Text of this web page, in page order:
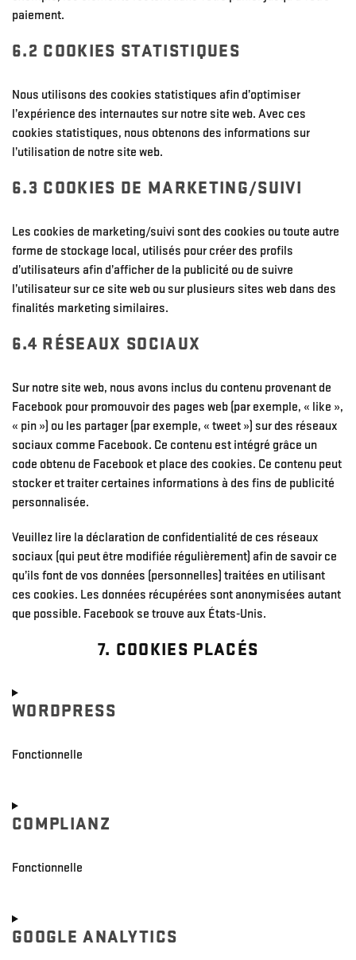
paiement.
6.2 COOKIES STATISTIQUES
Nous utilisons des cookies statistiques afin d’optimiser
l’expérience des internautes sur notre site web. Avec ces
cookies statistiques, nous obtenons des informations sur
l’utilisation de notre site web.
6.3 COOKIES DE MARKETING/SUIVI
Les cookies de marketing/suivi sont des cookies ou toute autre
forme de stockage local, utilisés pour créer des profils
d’utilisateurs afin d’afficher de la publicité ou de suivre
l’utilisateur sur ce site web ou sur plusieurs sites web dans des
finalités marketing similaires.
6.4 RÉSEAUX SOCIAUX
Sur notre site web, nous avons inclus du contenu provenant de
Facebook pour promouvoir des pages web (par exemple, « like »,
« pin ») ou les partager (par exemple, « tweet ») sur des réseaux
sociaux comme Facebook. Ce contenu est intégré grâce un
code obtenu de Facebook et place des cookies. Ce contenu peut
stocker et traiter certaines informations à des fins de publicité
personnalisée.
Veuillez lire la déclaration de confidentialité de ces réseaux
sociaux (qui peut être modifiée régulièrement) afin de savoir ce
qu’ils font de vos données (personnelles) traitées en utilisant
ces cookies. Les données récupérées sont anonymisées autant
que possible. Facebook se trouve aux États-Unis.
7. COOKIES PLACÉS
WORDPRESS
Fonctionnelle
to
service
COMPLIANZ
Fonctionnelle
to
service
GOOGLE ANALYTICS